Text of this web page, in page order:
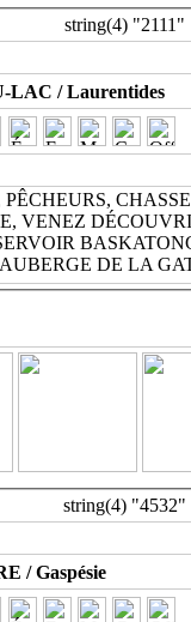
string(4) "2111"
LAC / Laurentides
VENEZ
DE LA
string(4) "4532"
/ Gaspésie